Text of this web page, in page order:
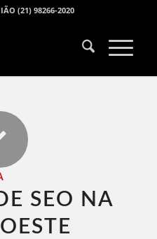
(21) 98266-2020
SEO NA